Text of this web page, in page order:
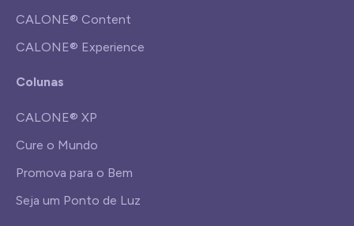
CALONE® Content
CALONE® Experience
Colunas
CALONE® XP
Cure o Mundo
Promova para o Bem
Seja um Ponto de Luz